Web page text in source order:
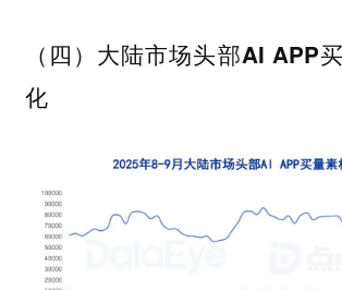
（四）大陆市场头部AI APP
化